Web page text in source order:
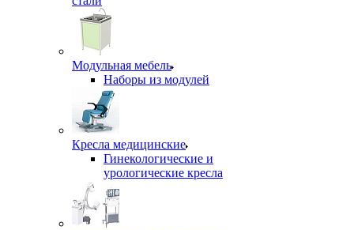
Модульная мебель
Наборы из модулей
Кресла медицинские
Гинекологические и
урологические кресла